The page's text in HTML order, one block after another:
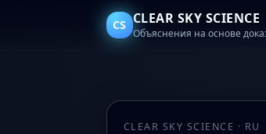
CS CLEAR SKY SCIENCE
Объяснения на основе
CLEAR SKY SCIENCE · RU